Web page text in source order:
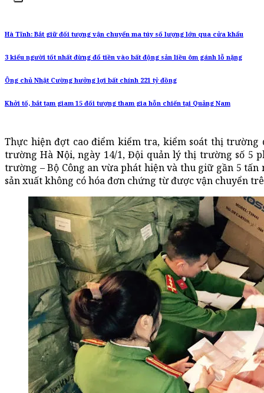
Hà Tĩnh: Bắt giữ đối tượng vận chuyển ma túy số lượng lớn qua cửa khẩu
3 kiểu người tốt nhất đừng đổ tiền vào bất động sản liều ôm gánh lỗ nặng
Ông chủ Nhật Cường hưởng lợi bất chính 221 tỷ đồng
Khởi tố, bắt tạm giam 15 đối tượng tham gia hỗn chiến tại Quảng Nam
Thực hiện đợt cao điểm kiểm tra, kiểm soát thị trường
trường Hà Nội, ngày 14/1, Đội quản lý thị trường số 5
trường – Bộ Công an vừa phát hiện và thu giữ gần 5
sản xuất không có hóa đơn chứng từ được vận chuyển